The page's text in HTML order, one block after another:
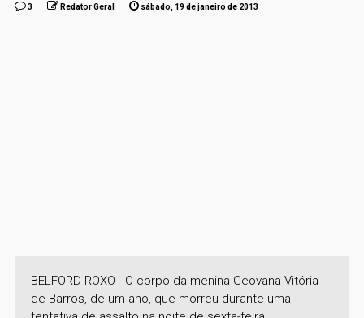
3 Redator Geral sábado, 19 de janeiro de 2013
BELFORD ROXO - O corpo da menina Geovana Vitória
de Barros, de um ano, que morreu durante uma